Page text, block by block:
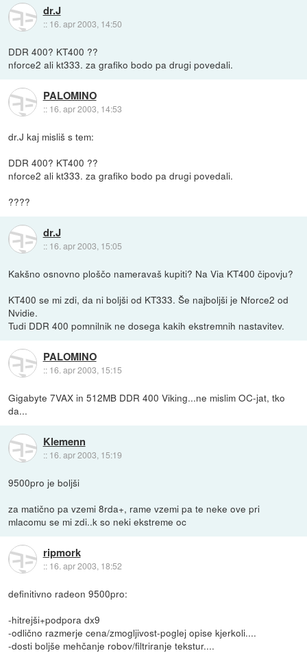
dr.J
:: 16. apr 2003, 14:50
DDR 400? KT400 ??
nforce2 ali kt333. za grafiko bodo pa drugi povedali.
PALOMINO
:: 16. apr 2003, 14:53
dr.J kaj misliš s tem:
DDR 400? KT400 ??
nforce2 ali kt333. za grafiko bodo pa drugi povedali.
????
dr.J
:: 16. apr 2003, 15:05
Kakšno osnovno ploščo nameravaš kupiti? Na Via KT400 čipovju?
KT400 se mi zdi, da ni boljši od KT333. Še najboljši je Nforce2 od
Nvidie.
Tudi DDR 400 pomnilnik ne dosega kakih ekstremnih nastavitev.
PALOMINO
:: 16. apr 2003, 15:15
Gigabyte 7VAX in 512MB DDR 400 Viking...ne mislim OC-jat, tko
da...
Klemenn
:: 16. apr 2003, 15:19
9500pro je boljši
za matično pa vzemi 8rda+, rame vzemi pa te neke ove pri
mlacomu se mi zdi..k so neki ekstreme oc
ripmork
:: 16. apr 2003, 18:52
definitivno radeon 9500pro:
-hitrejši+podpora dx9
-odlično razmerje cena/zmogljivost-poglej opise kjerkoli....
-dosti boljše mehčanje robov/filtriranje tekstur....